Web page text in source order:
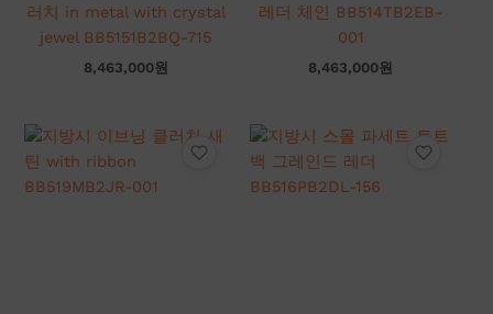
러치 in metal with crystal
jewel BB5151B2BQ-715
8,463,000원
레더 체인 BB514TB2EB-
001
8,463,000원